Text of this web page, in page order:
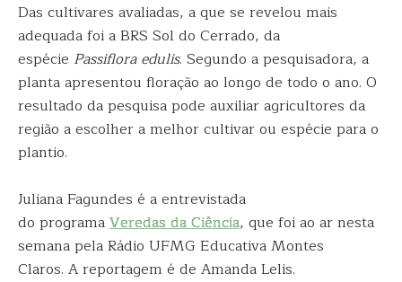
Das cultivares avaliadas, a que se revelou mais
adequada foi a BRS Sol do Cerrado, da
espécie Passiflora edulis. Segundo a pesquisadora, a
planta apresentou floração ao longo de todo o ano. O
resultado da pesquisa pode auxiliar agricultores da
região a escolher a melhor cultivar ou espécie para o
plantio.
Juliana Fagundes é a entrevistada
do programaVeredas da Ciência, que foi ao ar nesta
semana pela Rádio UFMG Educativa Montes
Claros. A reportagem é de Amanda Lelis.